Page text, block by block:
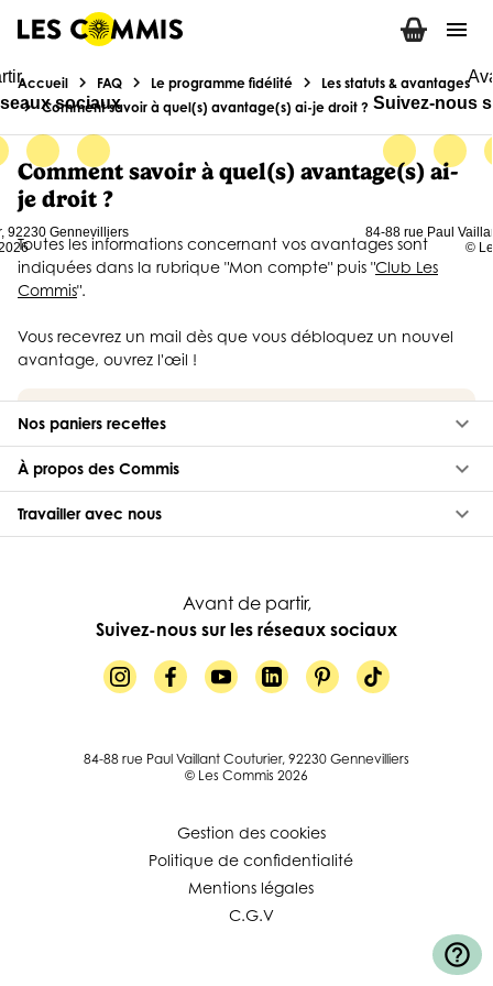
menu
Nos paniers recettes keyboard_arrow_down
À propos des Commis keyboard_arrow_down
Travailler avec nous keyboard_arrow_down
Avant de partir,
Suivez-nous sur les réseaux sociaux
84-88 rue Paul Vaillant Couturier, 92230 Gennevilliers
© Les Commis 2026
Gestion des cookies
Politique de confidentialité
Mentions légales
C.G.V
help_outline